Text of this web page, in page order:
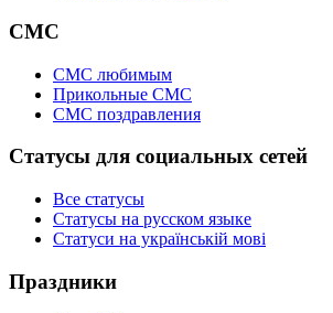
СМС
СМС любимым
Прикольные СМС
СМС поздравления
Статусы для социальных сетей
Все статусы
Статусы на русском языке
Статуси на українській мові
Праздники